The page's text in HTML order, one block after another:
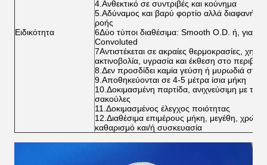
Ειδικότητα
4.Ανθεκτικό σε συντριβές και κούνημα
5.Αδύναμος και βαρύ φορτίο αλλά διαφανής
ροής
6Δύο τύποι διαθέσιμα: Smooth O.D. ή, για
Convoluted
7Αντιστέκεται σε ακραίες θερμοκρασίες,
ακτινοβολία, υγρασία και έκθεση στο
8.Δεν προσδίδει καμία γεύση ή μυρωδιά στα
9.Αποθηκεύονται σε 4-5 μέτρα ίσια μήκη
10.Δοκιμασμένη παρτίδα, ανιχνεύσιμη με
σακούλες
11.Δοκιμασμένος έλεγχος ποιότητας
12.Διαθέσιμα επιμέρους μήκη, μεγέθη,
καθαρισμό και/ή συσκευασία